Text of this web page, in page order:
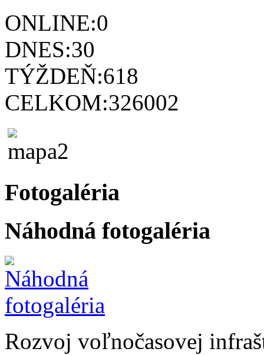
ONLINE:0
DNES:30
TÝŽDEŇ:618
CELKOM:326002
Fotogaléria
Náhodná fotogaléria
Rozvoj voľnočasovej